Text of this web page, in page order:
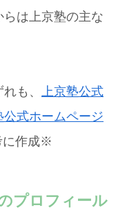
は上京塾の主な
も、 上京塾公式
公式ホームページ
に作成※
プロフィール